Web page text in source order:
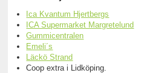
Ica Kvantum Hjertbergs
ICA Supermarket Margretelund
Gummicentralen
Emeli´s
Läckö Strand
Coop extra i Lidköping.